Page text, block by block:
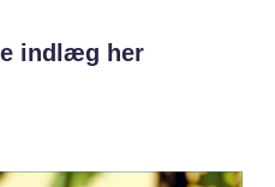
indlæg her